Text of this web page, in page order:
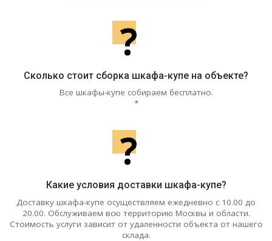
?
Сколько стоит сборка шкафа-купе на объекте?
Все шкафы-купе собираем бесплатно.
*
?
Какие условия доставки шкафа-купе?
Доставку шкафа-купе осуществляем ежедневно с 10.00 до
20.00. Обслуживаем всю территорию Москвы и области.
Стоимость услуги зависит от удаленности объекта от нашего
склада.